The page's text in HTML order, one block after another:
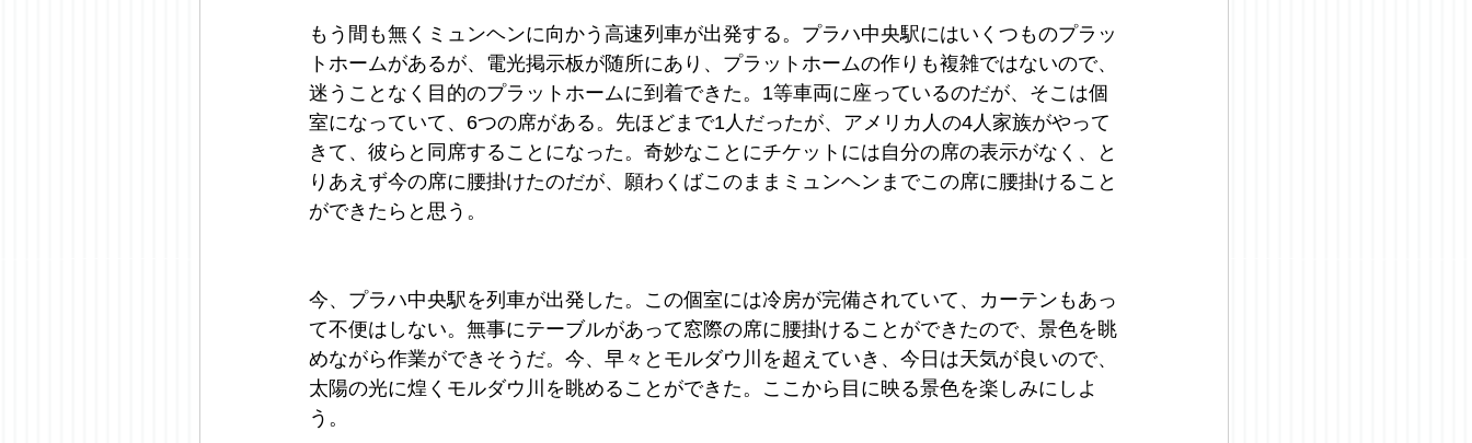
もう間も無くミュンヘンに向かう高速列車が出発する。プラハ中央駅にはいくつものプラッ
トホームがあるが、電光掲示板が随所にあり、プラットホームの作りも複雑ではないので、
迷うことなく目的のプラットホームに到着できた。1等車両に座っているのだが、そこは個
室になっていて、6つの席がある。先ほどまで1人だったが、アメリカ人の4人家族がやって
きて、彼らと同席することになった。奇妙なことにチケットには自分の席の表示がなく、と
りあえず今の席に腰掛けたのだが、願わくばこのままミュンヘンまでこの席に腰掛けること
ができたらと思う。
今、プラハ中央駅を列車が出発した。この個室には冷房が完備されていて、カーテンもあっ
て不便はしない。無事にテーブルがあって窓際の席に腰掛けることができたので、景色を眺
めながら作業ができそうだ。今、早々とモルダウ川を超えていき、今日は天気が良いので、
太陽の光に煌くモルダウ川を眺めることができた。ここから目に映る景色を楽しみにしよ
う。